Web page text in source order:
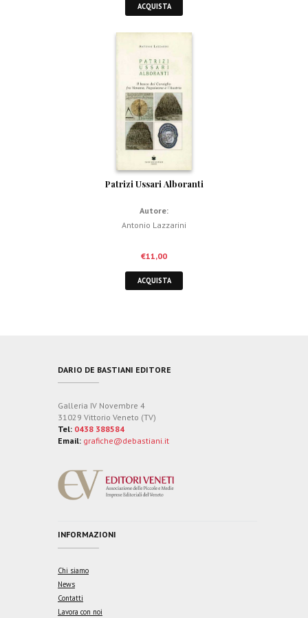
ACQUISTA
Patrizi Ussari Alboranti
Autore:
Antonio Lazzarini
€11,00
ACQUISTA
DARIO DE BASTIANI EDITORE
Galleria IV Novembre 4
31029 Vittorio Veneto (TV)
Tel: 0438 388584
Email: grafiche@debastiani.it
INFORMAZIONI
Chi siamo
News
Contatti
Lavora con noi